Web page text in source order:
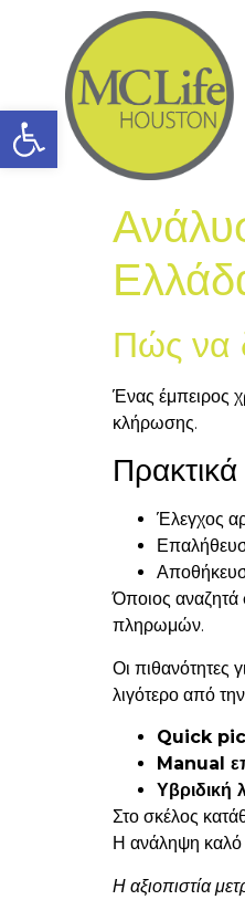
Open toolbar
Πώς να
Ένας έμπειρος
κλήρωσης.
Έλεγχος
Όποιος αναζητά
πληρωμών.
Οι πιθανότητες
λιγότερο από
Quick
Manual
Υβριδική
Στο σκέλος
Η ανάληψη καλό
Η αξιοπιστία